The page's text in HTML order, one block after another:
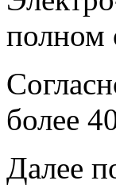
полном
более
Далее